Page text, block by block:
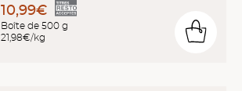
10,99€
Boîte de 500 g
21,98€/kg